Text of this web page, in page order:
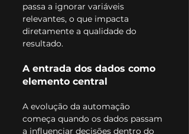
passa a ignorar variáveis
relevantes, o que impacta
diretamente a qualidade do
resultado.
A entrada dos dados como
elemento central
A evolução da automação
começa quando os dados passam
a influenciar decisões dentro do